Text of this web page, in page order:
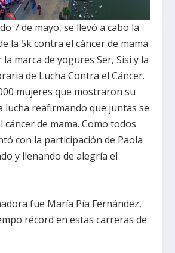
7 de mayo, se llevó a cabo la
la 5k contra el cáncer de mama
marca de yogures Ser, Sisi y la
de Lucha Contra el Cáncer.
mujeres que mostraron su
lucha reafirmando que juntas se
cáncer de mama. Como todos
con la participación de Paola
y llenando de alegría el
fue María Pía Fernández,
récord en estas carreras de